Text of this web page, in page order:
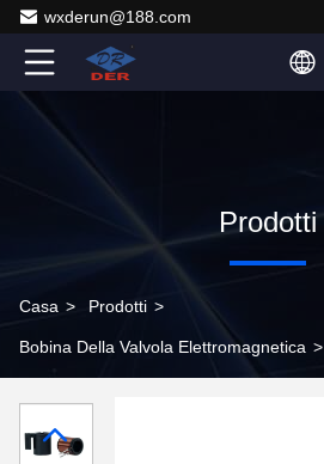
wxderun@188.com
Prodotti
Casa > Prodotti >
Bobina Della Valvola Elettromagnetica >
flange montato filo di rame progettato